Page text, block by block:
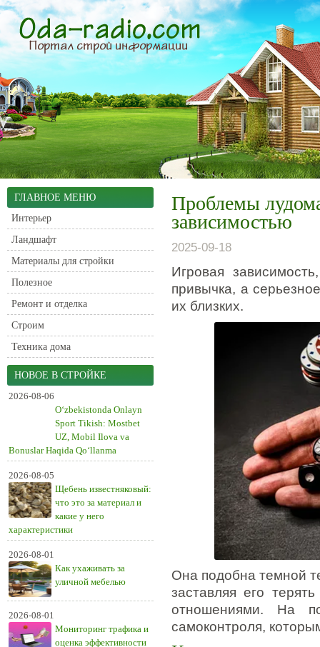
ГЛАВНОЕ МЕНЮ
Интерьер
Ландшафт
Материалы для стройки
Полезное
Ремонт и отделка
Строим
Техника дома
НОВОЕ В СТРОЙКЕ
2026-08-06
O‘zbekistonda Onlayn
Sport Tikish: Mostbet
UZ, Mobil Ilova va
Bonuslar Haqida Qo‘llanma
2026-08-05
Щебень известняковый:
что это за материал и
какие у него
характеристики
2026-08-01
Как ухаживать за
уличной мебелью
2026-08-01
Мониторинг трафика и
оценка эффективности
Проблемы
зависимостью
2025-09-18
Игровая
привычка, а
их близких.
Она подобна темной
заставляя его
отношениями. На
самоконтроля,